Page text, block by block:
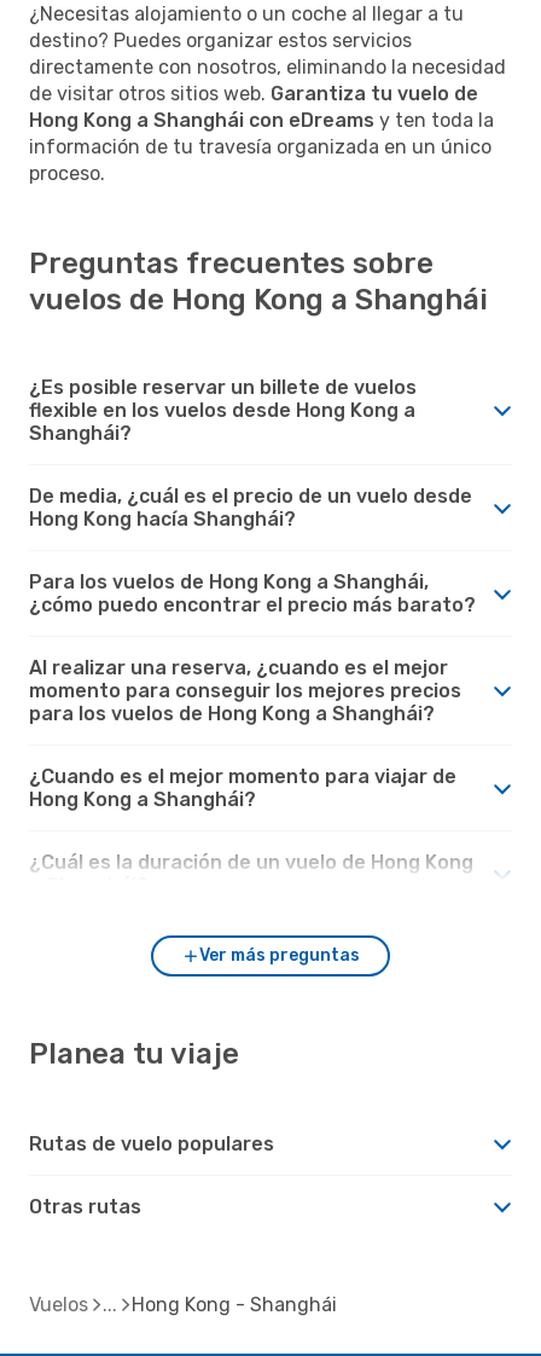
¿Necesitas alojamiento o un coche al llegar a tu
destino? Puedes organizar estos servicios
directamente con nosotros, eliminando la necesidad
de visitar otros sitios web. Garantiza tu vuelo de
Hong Kong a Shanghái con eDreams y ten toda la
información de tu travesía organizada en un único
proceso.
Preguntas frecuentes sobre
vuelos de Hong Kong a Shanghái
¿Es posible reservar un billete de vuelos
flexible en los vuelos desde Hong Kong a
Shanghái?
De media, ¿cuál es el precio de un vuelo desde
Hong Kong hacía Shanghái?
Para los vuelos de Hong Kong a Shanghái,
¿cómo puedo encontrar el precio más barato?
Al realizar una reserva, ¿cuando es el mejor
momento para conseguir los mejores precios
para los vuelos de Hong Kong a Shanghái?
¿Cuando es el mejor momento para viajar de
Hong Kong a Shanghái?
¿Cuál es la duración de un vuelo de Hong Kong
Ver más preguntas
Planea tu viaje
Rutas de vuelo populares
Otras rutas
Vuelos Hong Kong - Shanghái